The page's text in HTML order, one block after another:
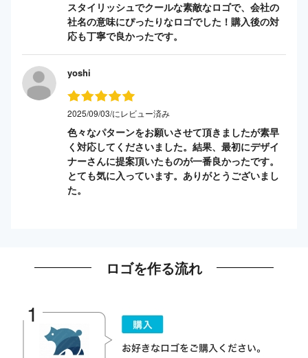
スタイリッシュでクールな素敵なロゴで、会社の
社名の意味にぴったりなロゴでした！購入後の対
応も丁寧で良かったです。
yoshi
2025/09/03/にレビュー済み
色々なパターンをお願いさせて頂きましたが素早
く対応してくださいました。結果、最初にデザイ
ナーさんに提案頂いたものが一番良かったです。
とても気に入っています。ありがとうございまし
た。
ロゴを作る流れ